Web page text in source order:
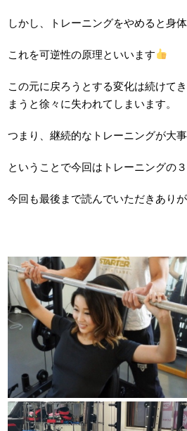
しかし、トレーニングをやめると身
これを可逆性の原理といいます
この元に戻ろうとする変化は続けて
まうと徐々に失われてしまいます。
つまり、継続的なトレーニングが大
ということで今回はトレーニングの
今回も最後まで読んでいただきあり